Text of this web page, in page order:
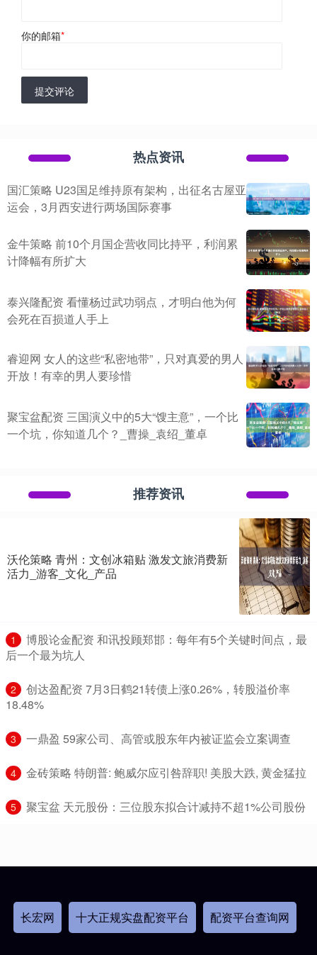
你的邮箱*
提交评论
热点资讯
国汇策略 U23国足维持原有架构，出征名古屋亚
运会，3月西安进行两场国际赛事
金牛策略 前10个月国企营收同比持平，利润累
计降幅有所扩大
泰兴隆配资 看懂杨过武功弱点，才明白他为何
会死在百损道人手上
睿迎网 女人的这些“私密地带”，只对真爱的男人
开放！有幸的男人要珍惜
聚宝盆配资 三国演义中的5大“馊主意”，一个比
一个坑，你知道几个？_曹操_袁绍_董卓
推荐资讯
沃伦策略 青州：文创冰箱贴 激发文旅消费新
活力_游客_文化_产品
1
​博股论金配资 和讯投顾郑邯：每年有5个关键时间点，最
后一个最为坑人
2
​创达盈配资 7月3日鹤21转债上涨0.26%，转股溢价率
18.48%
3 ​一鼎盈 59家公司、高管或股东年内被证监会立案调查
4 ​金砖策略 特朗普: 鲍威尔应引咎辞职! 美股大跌, 黄金猛拉
5 ​聚宝盆 天元股份：三位股东拟合计减持不超1%公司股份
长宏网 十大正规实盘配资平台 配资平台查询网